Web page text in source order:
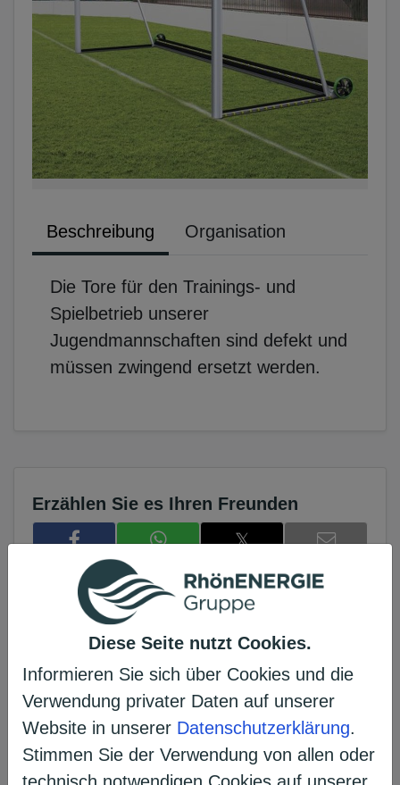
Diese Seite nutzt Cookies.
Informieren Sie sich über Cookies und die
Verwendung privater Daten auf unserer
Website in unserer Datenschutzerklärung.
Stimmen Sie der Verwendung von allen oder
technisch notwendigen Cookies auf unserer
Beschreibung Organisation
Die Tore für den Trainings- und
Spielbetrieb unserer
Jugendmannschaften sind defekt und
müssen zwingend ersetzt werden.
Erzählen Sie es Ihren Freunden
𝕏
Projekt unterstützen
Das Voting ist bereits beendet.